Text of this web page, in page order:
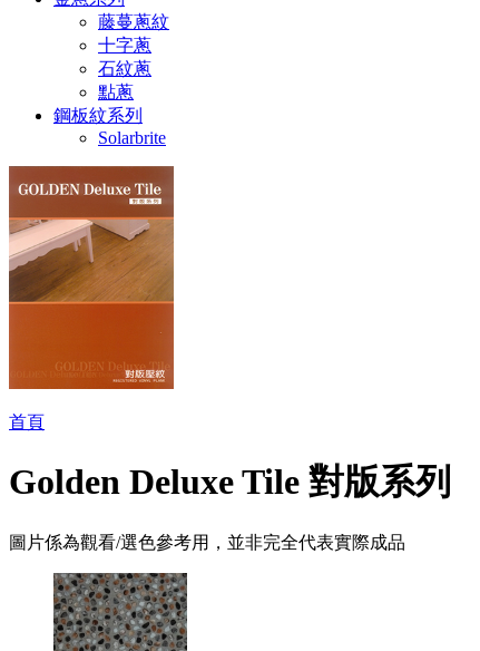
藤蔓蔥紋
十字蔥
石紋蔥
點蔥
鋼板紋系列
Solarbrite
首頁
Golden Deluxe Tile 對版系列
圖片係為觀看/選色參考用，並非完全代表實際成品